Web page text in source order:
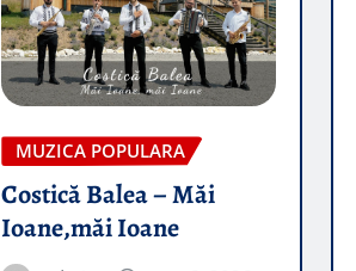
MUZICA POPULARA
Costică Balea – Măi
Ioane,măi Ioane